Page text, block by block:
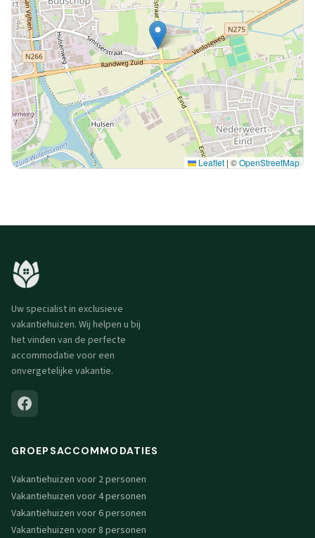
Leaflet | ©OpenStreetMap
Uw specialist in exclusieve
vakantiehuizen. Wij helpen u bij
het vinden van de perfecte
accommodatie voor een
onvergetelijke vakantie.
GROEPSACCOMMODATIES
Vakantiehuizen voor 2 personen
Vakantiehuizen voor 4 personen
Vakantiehuizen voor 6 personen
Vakantiehuizen voor 8 personen